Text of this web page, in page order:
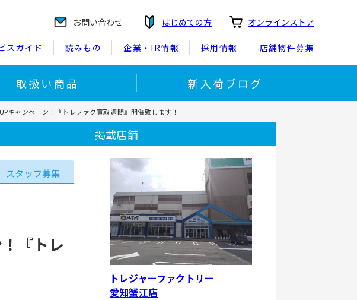
お問い合わせ はじめての方 オンラインストア
スガイド 読みもの 企業・IR情報 採用情報 店舗物件募集
取扱い商品 新入荷ブログ
キャンペーン！『トレファク買取週間』開催致します！
スタッフ募集
『トレ
掲載店舗
トレジャーファクトリー
愛知蟹江店